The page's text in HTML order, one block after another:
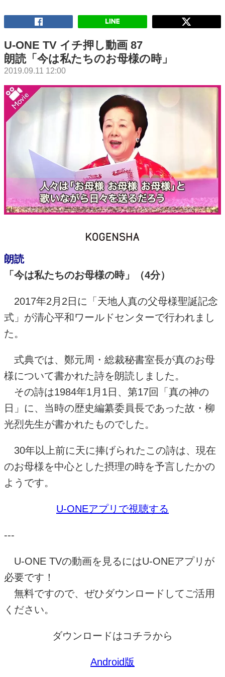
U-ONE TV イチ押し動画 87
朗読「今は私たちのお母様の時」
2019.09.11 12:00
朗読
「今は私たちのお母様の時」（4分）
2017年2 月 2 日に「天地人真の父母様聖誕記念
式」が清心平和ワールドセンターで行われまし
た。
式典では、鄭元周・総裁秘書室長が真のお母
様について書かれた詩を朗読しました。
その詩は1984年1 月 1 日、第17回「真の神の
日」に、当時の歴史編纂委員長であった故・柳
光烈先生が書かれたものでした。
30年以上前に天に捧げられたこの詩は、現在
のお母様を中心とした摂理の時を予言したかの
ようです。
U-ONEアプリで視聴する
---
U-ONE TVの動画を見るにはU-ONEアプリが
必要です！
無料ですので、ぜひダウンロードしてご活用
ください。
ダウンロードはコチラから
Android版